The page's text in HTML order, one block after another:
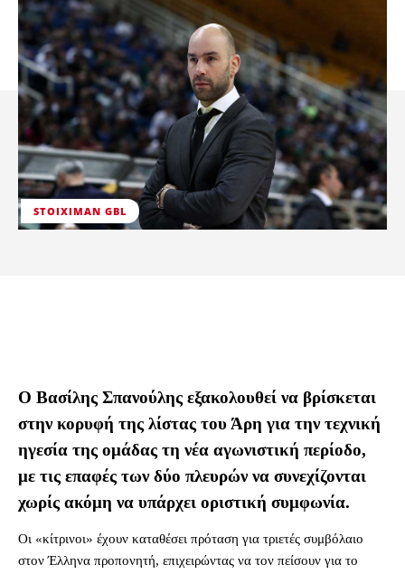
STOIXIMAN GBL
Ο Βασίλης Σπανούλης εξακολουθεί να βρίσκεται
στην κορυφή της λίστας του Άρη για την τεχνική
ηγεσία της ομάδας τη νέα αγωνιστική περίοδο,
με τις επαφές των δύο πλευρών να συνεχίζονται
χωρίς ακόμη να υπάρχει οριστική συμφωνία.
Οι «κίτρινοι» έχουν καταθέσει πρόταση για τριετές συμβόλαιο
στον Έλληνα προπονητή, επιχειρώντας να τον πείσουν για το